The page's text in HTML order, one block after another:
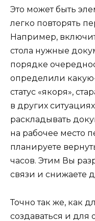
Это может быть
легко повторять
Например,
стола нужные
порядке
определили
статус «якоря»,
в других
раскладывать
на рабочее место
планируете
часов. Этим Вы
связи и снижаете
Точно так же, как
создаваться и для